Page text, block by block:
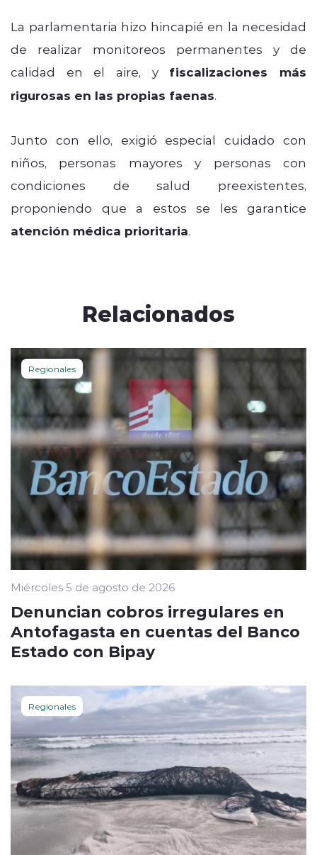
La parlamentaria hizo hincapié en la necesidad
de realizar monitoreos permanentes y de
calidad en el aire, y fiscalizaciones más
rigurosas en las propias faenas.
Junto con ello, exigió especial cuidado con
niños, personas mayores y personas con
condiciones de salud preexistentes,
proponiendo que a estos se les garantice
atención médica prioritaria.
Relacionados
Regionales
Miércoles 5 de agosto de 2026
Denuncian cobros irregulares en
Antofagasta en cuentas del Banco
Estado con Bipay
Regionales